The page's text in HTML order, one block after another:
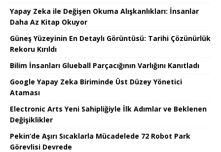
Yapay Zeka ile Değişen Okuma Alışkanlıkları: İnsanlar
Daha Az Kitap Okuyor
Güneş Yüzeyinin En Detaylı Görüntüsü: Tarihi Çözünürlük
Rekoru Kırıldı
Bilim İnsanları Glueball Parçacığının Varlığını Kanıtladı
Google Yapay Zeka Biriminde Üst Düzey Yönetici
Ataması
Electronic Arts Yeni Sahipliğiyle İlk Adımlar ve Beklenen
Değişiklikler
Pekin’de Aşırı Sıcaklarla Mücadelede 72 Robot Park
Görevlisi Devrede